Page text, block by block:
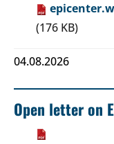
(176 KB)
04.08.2026
Open letter on